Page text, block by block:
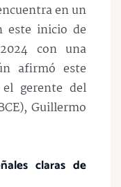
en un
este inicio de
con una
afirmó este
gerente del
Guillermo
claras de